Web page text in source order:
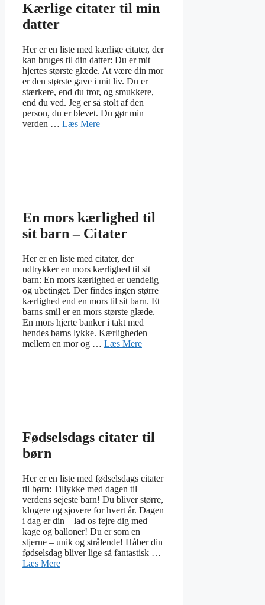
Kærlige citater til min
datter
Her er en liste med kærlige citater, der
kan bruges til din datter: Du er mit
hjertes største glæde. At være din mor
er den største gave i mit liv. Du er
stærkere, end du tror, og smukkere,
end du ved. Jeg er så stolt af den
person, du er blevet. Du gør min
verden … Læs Mere
En mors kærlighed til
sit barn – Citater
Her er en liste med citater, der
udtrykker en mors kærlighed til sit
barn: En mors kærlighed er uendelig
og ubetinget. Der findes ingen større
kærlighed end en mors til sit barn. Et
barns smil er en mors største glæde.
En mors hjerte banker i takt med
hendes barns lykke. Kærligheden
mellem en mor og … Læs Mere
Fødselsdags citater til
børn
Her er en liste med fødselsdags citater
til børn: Tillykke med dagen til
verdens sejeste barn! Du bliver større,
klogere og sjovere for hvert år. Dagen
i dag er din – lad os fejre dig med
kage og balloner! Du er som en
stjerne – unik og strålende! Håber din
fødselsdag bliver lige så fantastisk …
Læs Mere